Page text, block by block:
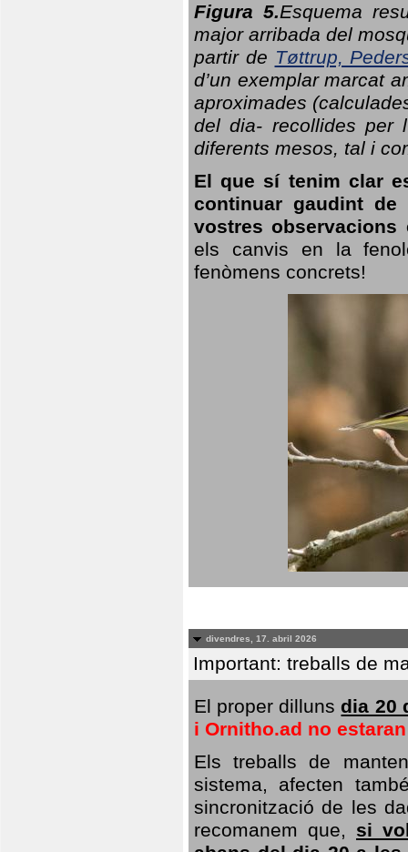
Figura 5.Esquema
major arribada del
partir de Tøttrup,
d’un exemplar marcat
aproximades
del dia- recollides per
diferents mesos, tal i
El que sí tenim clar
continuar gaudint
vostres
els canvis en la
fenòmens concrets!
divendres, 17. abril 2026
Important: treballs de
El proper dilluns dia 20
i Ornitho.ad no
Els treballs de
sistema, afecten
sincronització de les
recomanem que, si